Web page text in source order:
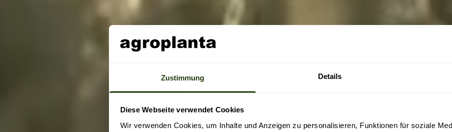
Zustimmung Details
Diese Webseite verwendet Cookies
Wir verwenden Cookies, um Inhalte und Anzeigen zu personalisieren, Funktionen für soziale